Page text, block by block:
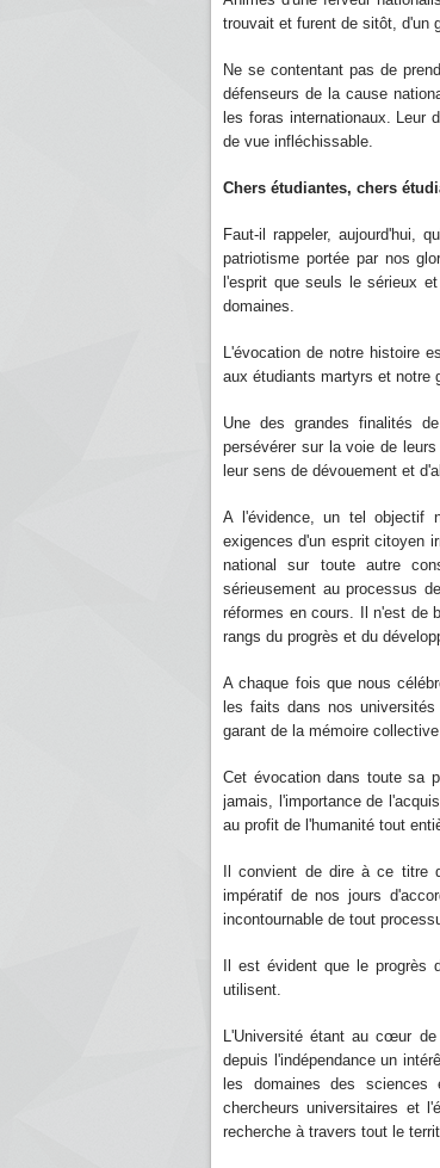
trouvait et furent de sitôt, d'un
Ne se contentant pas de
défenseurs de la cause
les foras internationaux. Leur
de vue infléchissable.
Chers étudiantes, chers
Faut-il rappeler, aujourd'hui,
patriotisme portée par nos
l'esprit que seuls le sérieux
domaines.
L'évocation de notre histoire
aux étudiants martyrs et notre
Une des grandes finalités
persévérer sur la voie de
leur sens de dévouement et
A l'évidence, un tel objectif
exigences d'un esprit citoyen
national sur toute autre
sérieusement au processus
réformes en cours. Il n'est de
rangs du progrès et du
A chaque fois que nous
les faits dans nos
garant de la mémoire
Cet évocation dans toute sa
jamais, l'importance de
au profit de l'humanité tout
Il convient de dire à ce titre
impératif de nos jours
incontournable de tout
Il est évident que le progrès
utilisent.
L'Université étant au cœur
depuis l'indépendance un
les domaines des sciences
chercheurs universitaires et
recherche à travers tout le